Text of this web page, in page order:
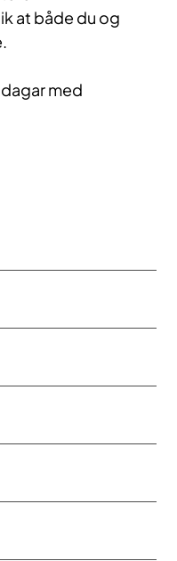
at både du og
med